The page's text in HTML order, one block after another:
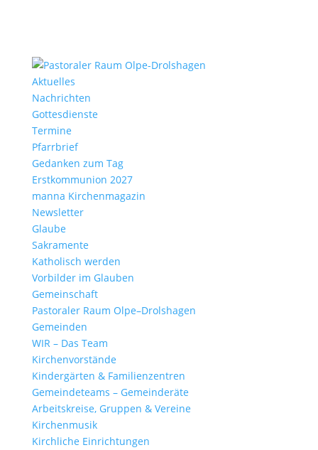
Aktu­elles
Nach­richten
Gottes­dienste
Termine
Pfarr­brief
Gedanken zum Tag
Erst­kom­mu­nion 2027
manna Kirchen­ma­gazin
News­letter
Glaube
Sakra­mente
Katho­lisch werden
Vorbilder im Glauben
Gemein­schaft
Pasto­raler Raum Olpe–Drolshagen
Gemeinden
WIR – Das Team
Kirchen­vor­stände
Kinder­gärten & Familienzentren
Gemein­de­teams – Gemeinderäte
Arbeits­kreise, Gruppen & Vereine
Kirchen­musik
Kirch­liche Einrichtungen